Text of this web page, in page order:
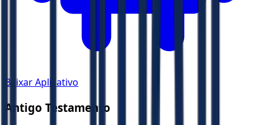
Baixar Aplicativo
Antigo Testamento